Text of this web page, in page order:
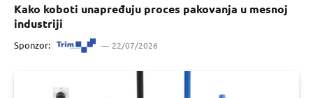
Kako koboti unapređuju proces pakovanja u mesnoj
industriji
Sponzor: 22/07/2026